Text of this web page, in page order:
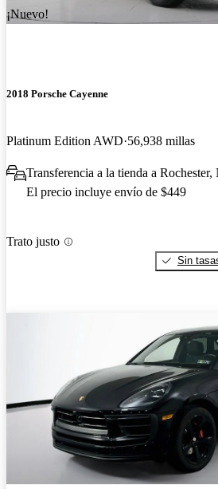
¡Nuevo!
2018 Porsche Cayenne
Platinum Edition AWD 56,938 millas
Transferencia a la tienda a Rochester,
El precio incluye envío de $449
Trato justo
Sin